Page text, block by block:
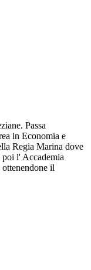
Passa
in Economia e
Regia Marina dove
l' Accademia
il